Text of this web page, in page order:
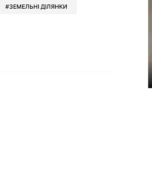
ЗЕМЕЛЬНІ ДІЛЯНКИ